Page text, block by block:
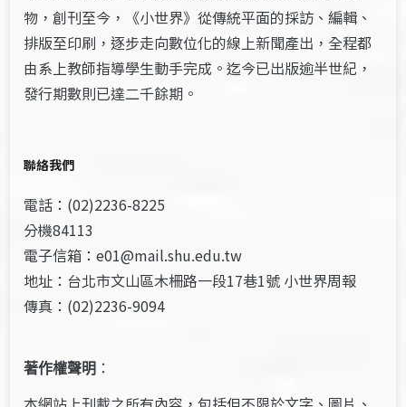
物，創刊至今，《小世界》從傳統平面的採訪、編輯、
排版至印刷，逐步走向數位化的線上新聞產出，全程都
由系上教師指導學生動手完成。迄今已出版逾半世紀，
發行期數則已達二千餘期。
聯絡我們
電話：(02)2236-8225
分機84113
電子信箱：e01@mail.shu.edu.tw
地址：台北市文山區木柵路一段17巷1號 小世界周報
傳真：(02)2236-9094
著作權聲明 ：